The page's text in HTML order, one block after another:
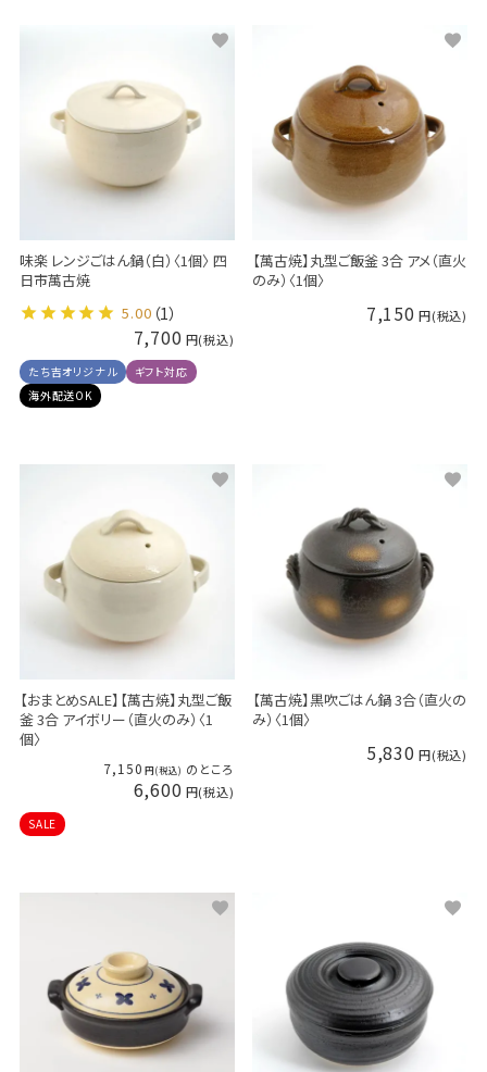
味楽 レンジごはん鍋（白）〈1個〉 四
日市萬古焼
5.00 （1）
7,700
たち吉オリジナル
ギフト対応
海外配送OK
【萬古焼】丸型ご飯釜 3合 アメ（直火
のみ）〈1個〉
7,150
【おまとめSALE】【萬古焼】丸型ご飯
釜 3合 アイボリー（直火のみ）〈1
個〉
7,150 のところ
6,600
SALE
【萬古焼】黒吹ごはん鍋 3合（直火の
み）〈1個〉
5,830